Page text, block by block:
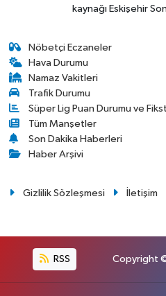
kaynağı Eskişehir
Nöbetçi Eczaneler
Hava Durumu
Namaz Vakitleri
Trafik Durumu
Süper Lig Puan Durumu ve
Tüm Manşetler
Son Dakika Haberleri
Haber Arşivi
Gizlilik Sözleşmesi İletişim
RSS Copyright ©